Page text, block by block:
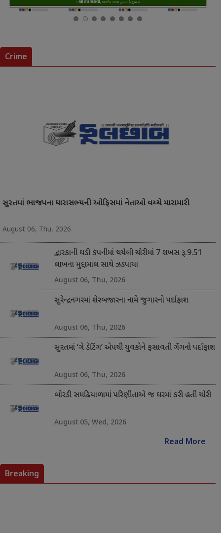
Crime
સુરતમાં ભાજપના ધારાસભ્યની ઓફિસમાં નેતાઓ વચ્ચે મારામારી
August 06, Thu, 2026
દ્વારકાની ઘડી કંપનીમાં થયેલી ચોરીમાં 7 શખસ રૂ.9.51
લાખના મુદ્દામાલ સાથે ઝડપાયા
August 06, Thu, 2026
સુરેન્દ્રનગરમાં શેરબજારના નામે જુગારનો પર્દાફાશ
August 06, Thu, 2026
સુરતમાં ‘ગે ડેટિંગ’ એપથી યુવકોને ફસાવતી ગેંગનો પર્દાફાશ
August 06, Thu, 2026
બોરડી સમઢિયાળામાં પરિણીતાએ જ ઘરમાં કરી હતી ચોરી
August 05, Wed, 2026
Read More
Breaking